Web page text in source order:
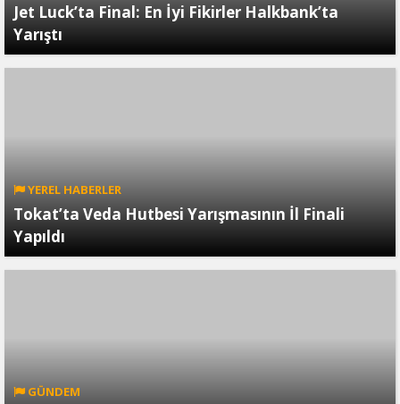
Jet Luck’ta Final: En İyi Fikirler Halkbank’ta
Yarıştı
YEREL HABERLER
Tokat’ta Veda Hutbesi Yarışmasının İl Finali
Yapıldı
GÜNDEM